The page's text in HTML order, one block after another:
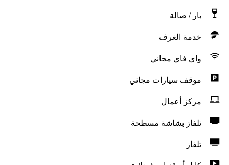
بار / صالة
خدمة الغرف
واي فاي مجاني
موقف سيارات مجاني
مركز أعمال
تلفاز بشاشة مسطحة
تلفاز